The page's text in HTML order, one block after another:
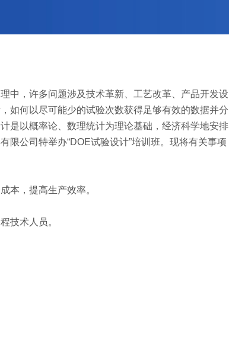
中，许多问题涉及技术革新、工艺改革、产品开发设
如何以尽可能少的试验次数获得足够有效的数据并分
是以概率论、数理统计为理论基础，经济科学地安排
限公司特举办“DOE试验设计”培训班。现将有关事项
本，提高生产效率。
技术人员。